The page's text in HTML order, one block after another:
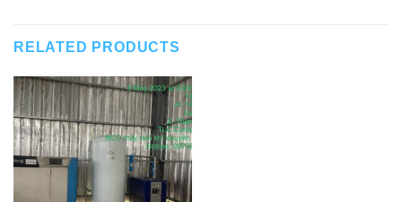
RELATED PRODUCTS